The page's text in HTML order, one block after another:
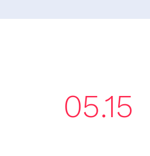
05.15